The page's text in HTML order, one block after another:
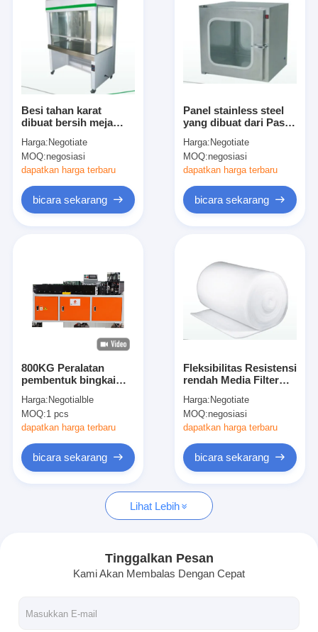
Video
Tentang kami
Kontrol Kualitas
Hubungi Kami
Mesin Manufaktur Filter Udara
Mesin Pembuat Filter Saku
Besi tahan karat
dibuat bersih meja
vertikal Jenis aliran
udara opsional
Harga: Negotiate
MOQ:negosiasi
dapatkan harga terbaru
bicara sekarang
Panel stainless steel
yang dibuat dari Pass
Paint yang diolah atau
langsung St/St
material
Harga: Negotiate
MOQ:negosiasi
dapatkan harga terbaru
bicara sekarang
800KG Peralatan
pembentuk bingkai
udara
Harga: Negotialble
MOQ:1 pcs
dapatkan harga terbaru
bicara sekarang
Fleksibilitas Resistensi
rendah Media Filter
menahan debu yang
tinggi
Harga: Negotiate
MOQ:negosiasi
dapatkan harga terbaru
bicara sekarang
Lihat Lebih
Tinggalkan Pesan
Kami Akan Membalas Dengan Cepat